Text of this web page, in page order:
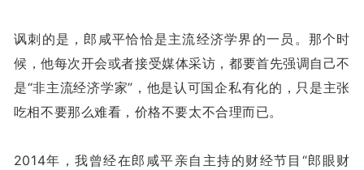
讽刺的是，郎咸平恰恰是主流经济学界的一员。那个时
候，他每次开会或者接受媒体采访，都要首先强调自己不
是“非主流经济学家”，他是认可国企私有化的，只是主张
吃相不要那么难看，价格不要太不合理而已。
2014年，我曾经在郎咸平亲自主持的财经节目“郎眼财